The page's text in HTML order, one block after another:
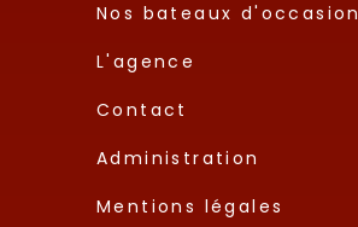
Nos bateaux d'occasion
L'agence
Contact
Administration
Mentions légales